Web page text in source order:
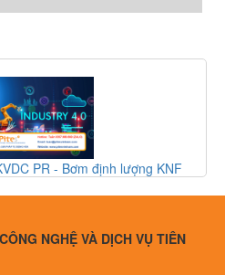
PR - Bơm định lượng KNF
NGHỆ VÀ DỊCH VỤ TIÊN